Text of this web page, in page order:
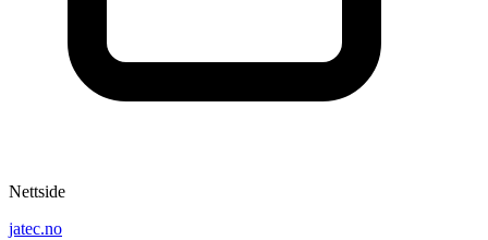
Nettside
jatec.no